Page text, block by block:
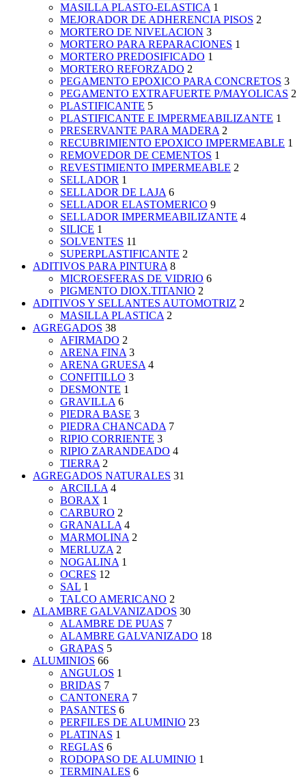
MASILLA PLASTO-ELASTICA 1
MEJORADOR DE ADHERENCIA PISOS 2
MORTERO DE NIVELACION 3
MORTERO PARA REPARACIONES 1
MORTERO PREDOSIFICADO 1
MORTERO REFORZADO 2
PEGAMENTO EPOXICO PARA CONCRETOS 3
PEGAMENTO EXTRAFUERTE P/MAYOLICAS 2
PLASTIFICANTE 5
PLASTIFICANTE E IMPERMEABILIZANTE 1
PRESERVANTE PARA MADERA 2
RECUBRIMIENTO EPOXICO IMPERMEABLE 1
REMOVEDOR DE CEMENTOS 1
REVESTIMIENTO IMPERMEABLE 2
SELLADOR 1
SELLADOR DE LAJA 6
SELLADOR ELASTOMERICO 9
SELLADOR IMPERMEABILIZANTE 4
SILICE 1
SOLVENTES 11
SUPERPLASTIFICANTE 2
ADITIVOS PARA PINTURA 8
MICROESFERAS DE VIDRIO 6
PIGMENTO DIOX.TITANIO 2
ADITIVOS Y SELLANTES AUTOMOTRIZ 2
MASILLA PLASTICA 2
AGREGADOS 38
AFIRMADO 2
ARENA FINA 3
ARENA GRUESA 4
CONFITILLO 3
DESMONTE 1
GRAVILLA 6
PIEDRA BASE 3
PIEDRA CHANCADA 7
RIPIO CORRIENTE 3
RIPIO ZARANDEADO 4
TIERRA 2
AGREGADOS NATURALES 31
ARCILLA 4
BORAX 1
CARBURO 2
GRANALLA 4
MARMOLINA 2
MERLUZA 2
NOGALINA 1
OCRES 12
SAL 1
TALCO AMERICANO 2
ALAMBRE GALVANIZADOS 30
ALAMBRE DE PUAS 7
ALAMBRE GALVANIZADO 18
GRAPAS 5
ALUMINIOS 66
ANGULOS 1
BRIDAS 7
CANTONERA 7
PASANTES 6
PERFILES DE ALUMINIO 23
PLATINAS 1
REGLAS 6
RODOPASO DE ALUMINIO 1
TERMINALES 6